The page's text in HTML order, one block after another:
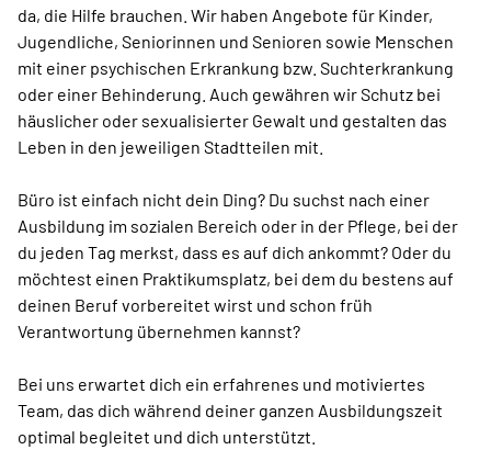
da, die Hilfe brauchen. Wir haben Angebote für Kinder,
Jugendliche, Seniorinnen und Senioren sowie Menschen
mit einer psychischen Erkrankung bzw. Suchterkrankung
oder einer Behinderung. Auch gewähren wir Schutz bei
häuslicher oder sexualisierter Gewalt und gestalten das
Leben in den jeweiligen Stadtteilen mit.
Büro ist einfach nicht dein Ding? Du suchst nach einer
Ausbildung im sozialen Bereich oder in der Pflege, bei der
du jeden Tag merkst, dass es auf dich ankommt? Oder du
möchtest einen Praktikumsplatz, bei dem du bestens auf
deinen Beruf vorbereitet wirst und schon früh
Verantwortung übernehmen kannst?
Bei uns erwartet dich ein erfahrenes und motiviertes
Team, das dich während deiner ganzen Ausbildungszeit
optimal begleitet und dich unterstützt.